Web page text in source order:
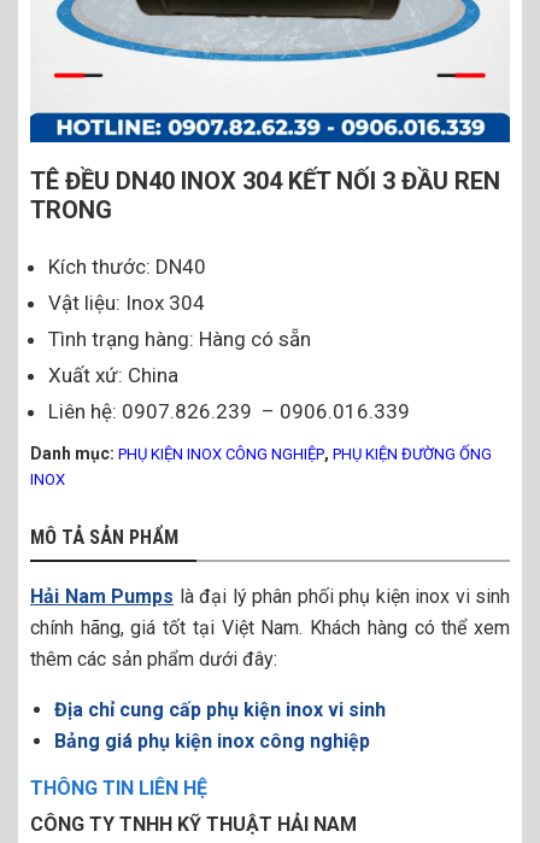
TÊ ĐỀU DN40 INOX 304 KẾT NỐI 3 ĐẦU REN
TRONG
Kích thước: DN40
Vật liệu: Inox 304
Tình trạng hàng: Hàng có sẵn
Xuất xứ: China
Liên hệ: 0907.826.239 – 0906.016.339
Danh mục: PHỤ KIỆN INOX CÔNG NGHIỆP, PHỤ KIỆN ĐƯỜNG ỐNG
INOX
MÔ TẢ SẢN PHẨM
Hải Nam Pumps là đại lý phân phối phụ kiện inox vi sinh
chính hãng, giá tốt tại Việt Nam. Khách hàng có thể xem
thêm các sản phẩm dưới đây:
Địa chỉ cung cấp phụ kiện inox vi sinh
Bảng giá phụ kiện inox công nghiệp
THÔNG TIN LIÊN HỆ
CÔNG TY TNHH KỸ THUẬT HẢI NAM